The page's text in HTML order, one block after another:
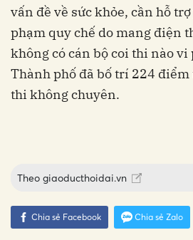
vấn đề về sức khỏe, cần hỗ
phạm quy chế do mang điện
không có cán bộ coi thi nào vi
Thành phố đã bố trí 224
thi không chuyên.
Theo giaoducthoidai.vn
Chia sẻ Facebook Chia sẻ Zalo